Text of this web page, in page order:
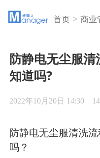
首页 >商业
防静电无尘服
知道吗?
2022年10月20日 14:30
防静电无尘服清洗
吗？